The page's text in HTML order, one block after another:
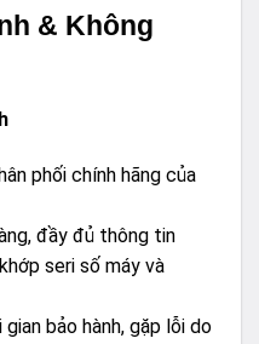
& Không
phối chính hãng của
đầy đủ thông tin
seri số máy và
bảo hành, gặp lỗi do